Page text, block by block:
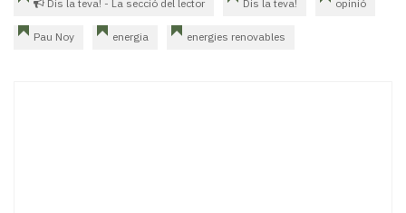
Dis la teva! - La secció del lector Dis la teva! opinió
Pau Noy energia energies renovables